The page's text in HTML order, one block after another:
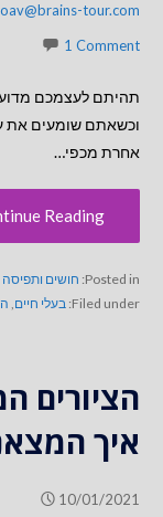
tour.com
1 Comment
תהיתם לעצמכם
וכשאתם שומעים את
אחרת מכפי…
Reading ←
Posted in: חושים ותפיסה
Filed under: בעלי חיים,
הציורים
איך
10/01/2021